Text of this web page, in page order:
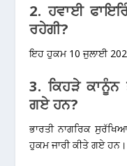
2. ਹਵਾਈ
ਰਹੇਗੀ?
ਇਹ ਹੁਕਮ 10 ਜੁਲਾਈ
3. ਕਿਹੜੇ ਕਾਨੂੰਨ
ਗਏ ਹਨ?
ਭਾਰਤੀ ਨਾਗਰਿਕ
ਹੁਕਮ ਜਾਰੀ ਕੀਤੇ ਗਏ ਹਨ।